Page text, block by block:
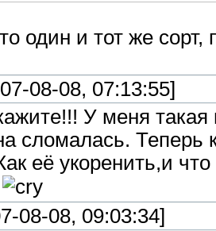
один и тот же
08-08, 07:13:55]
У меня
сломалась.
её укоренить,и
08-08, 09:03:34]